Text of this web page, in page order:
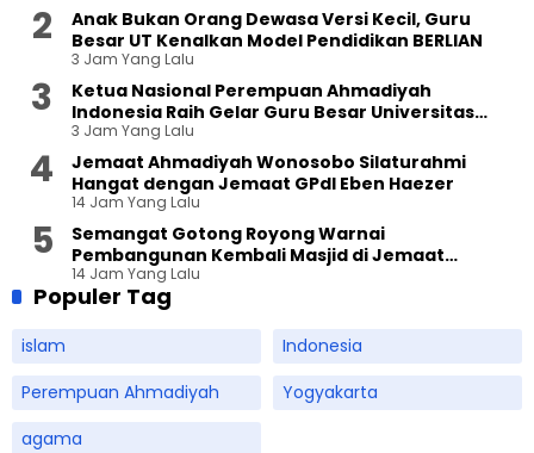
Anak Bukan Orang Dewasa Versi Kecil, Guru
Besar UT Kenalkan Model Pendidikan BERLIAN
3 Jam Yang Lalu
Ketua Nasional Perempuan Ahmadiyah
Indonesia Raih Gelar Guru Besar Universitas
Terbuka
3 Jam Yang Lalu
Jemaat Ahmadiyah Wonosobo Silaturahmi
Hangat dengan Jemaat GPdI Eben Haezer
14 Jam Yang Lalu
Semangat Gotong Royong Warnai
Pembangunan Kembali Masjid di Jemaat
Ahmadiyah Sukapura
14 Jam Yang Lalu
Populer Tag
islam
Indonesia
Perempuan Ahmadiyah
Yogyakarta
agama